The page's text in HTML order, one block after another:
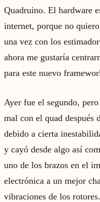
Quadruino. El hardware
internet, porque no
una vez con los
ahora me gustaría
para este nuevo
Ayer fue el segundo,
mal con el quad después
debido a cierta
y cayó desde algo así
uno de los brazos en el
electrónica a un mejor
vibraciones de los rotores.